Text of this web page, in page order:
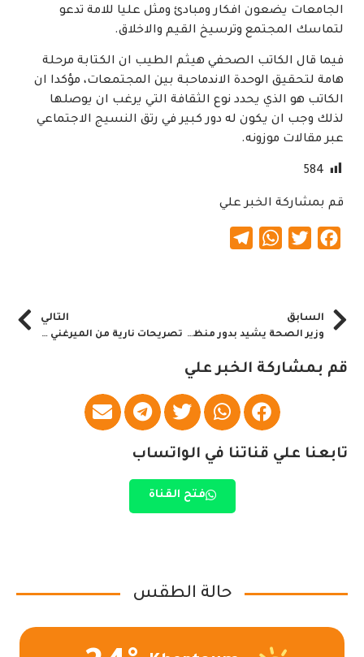
الجامعات يضعون افكار ومبادئ ومثل عليا للامة تدعو
لتماسك المجتمع وترسيخ القيم والاخلاق.
فيما قال الكاتب الصحفي هيثم الطيب ان الكتابة مرحلة
هامة لتحقيق الوحدة الاندماحبة بين المجتمعات، مؤكدا ان
الكاتب هو الذي يحدد نوع الثقافة التي يرغب ان يوصلها
لذلك وجب ان يكون له دور كبير في رتق النسيج الاجتماعي
عبر مقالات موزونه.
584
قم بمشاركة الخبر علي
Facebook
Twitter
WhatsApp
السابق
وزير الصحة يشيد بدور منظومة الصناعات الدفاعية في العون الصحي
التالي
تصريحات نارية من الميرغني لحسم التفلتات بالاتحادي الاصل
قم بمشاركة الخبر علي
تابعنا علي قناتنا في الواتساب
فتح القناة
حالة الطقس